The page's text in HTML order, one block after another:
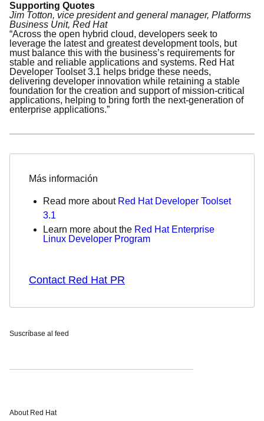
Supporting Quotes
Jim Totton, vice president and general manager, Platforms
Business Unit, Red Hat
“Across the open hybrid cloud, developers seek to
leverage the latest and greatest development tools, but
must balance this with the business’s requirements for
stable and reliable applications and systems. Red Hat
Developer Toolset 3.1 helps bridge these needs,
delivering developer innovation while retaining a stable
foundation for the creation and support of mission-critical
applications, helping to bring forth the next-generation of
enterprise applications.”
Más información
Read more about Red Hat Developer Toolset
3.1
Learn more about the Red Hat Enterprise
Linux Developer Program
Contact Red Hat PR
Suscríbase al feed
About Red Hat